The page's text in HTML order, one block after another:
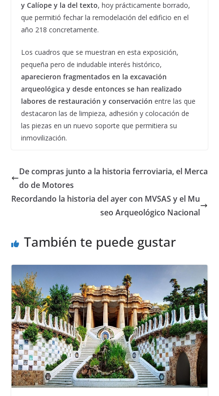
y Calíope y la del texto, hoy prácticamente borrado,
que permitió fechar la remodelación del edificio en el
año 218 concretamente.
Los cuadros que se muestran en esta exposición,
pequeña pero de indudable interés histórico,
aparecieron fragmentados en la excavación
arqueológica y desde entonces se han realizado
labores de restauración y conservación entre las que
destacaron las de limpieza, adhesión y colocación de
las piezas en un nuevo soporte que permitiera su
inmovilización.
De compras junto a la historia ferroviaria, el Merca
do de Motores
Recordando la historia del ayer con MVSAS y el Mu
seo Arqueológico Nacional
También te puede gustar